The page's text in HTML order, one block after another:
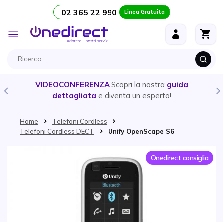
Salta al contenuto 02 365 22 990 Linea Gratuita
Toggle
Nav
VIDEOCONFERENZA Scopri la nostra guida
dettagliata e diventa un esperto!
Home
Telefoni Cordless
Telefoni Cordless DECT
Unify OpenScape S6
Onedirect consiglia